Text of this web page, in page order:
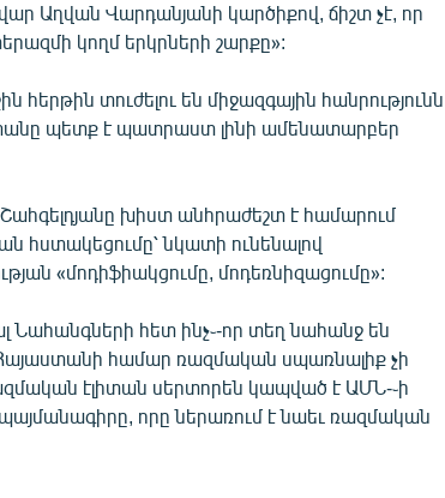
Աղվան Վարդանյանի կարծիքով, ճիշտ չէ, որ
կողմ երկրների շարքը»:
տուժելու են միջազգային հանրությունն
պետք է պատրաստ լինի ամենատարբեր
խիստ անհրաժեշտ է համարում
հստակեցումը՝ նկատի ունենալով
«մոդիֆիակցումը, մոդեռնիզացումը»:
Նահանգների հետ ինչ֊-որ տեղ նահանջ են
համար ռազմական սպառնալիք չի
էլիտան սերտորեն կապված է ԱՄՆ-֊ի
որը ներառում է նաեւ ռազմական